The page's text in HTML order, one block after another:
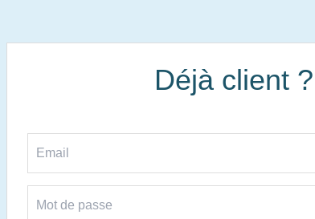
Déjà client ?